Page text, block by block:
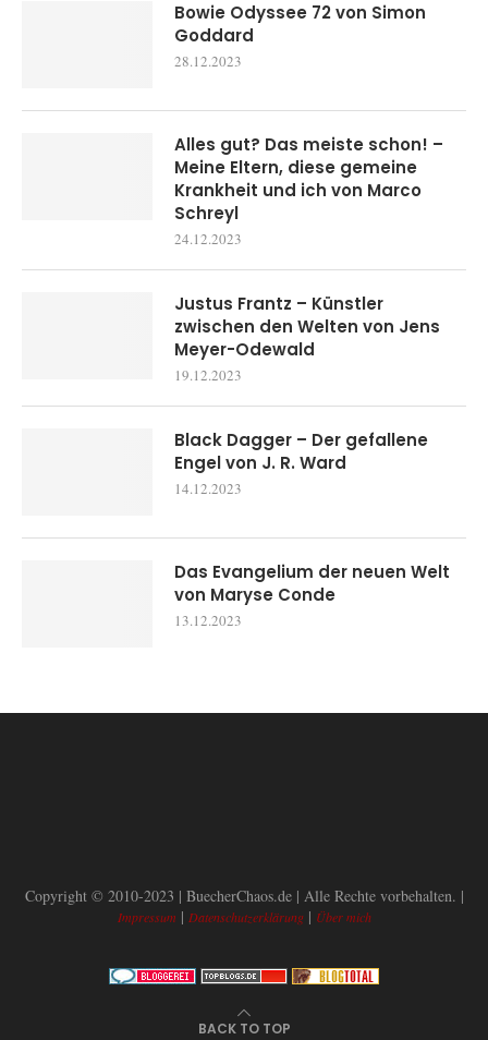
Bowie Odyssee 72 von Simon
Goddard
28.12.2023
Alles gut? Das meiste schon! –
Meine Eltern, diese gemeine
Krankheit und ich von Marco
Schreyl
24.12.2023
Justus Frantz – Künstler
zwischen den Welten von Jens
Meyer-Odewald
19.12.2023
Black Dagger – Der gefallene
Engel von J. R. Ward
14.12.2023
Das Evangelium der neuen Welt
von Maryse Conde
13.12.2023
Copyright © 2010-2023 | BuecherChaos.de | Alle Rechte vorbehalten. |
Impressum | Datenschutzerklärung| Über mich
BACK TO TOP